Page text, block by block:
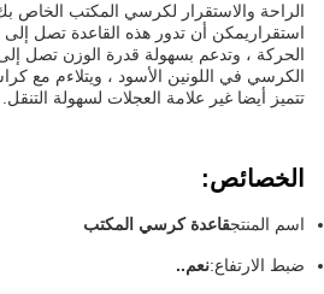
الراحة والاستقرار لكرسي المكتب
الكرسي في اللونين الأسود ، ويتلاءم مع
تتميز أيضا غير علامة العجلات لسهولة التنقل.
الخصائص:
اسم المنتجقاعدة كرسي المكتب
ضبط الارتفاع:نعم..